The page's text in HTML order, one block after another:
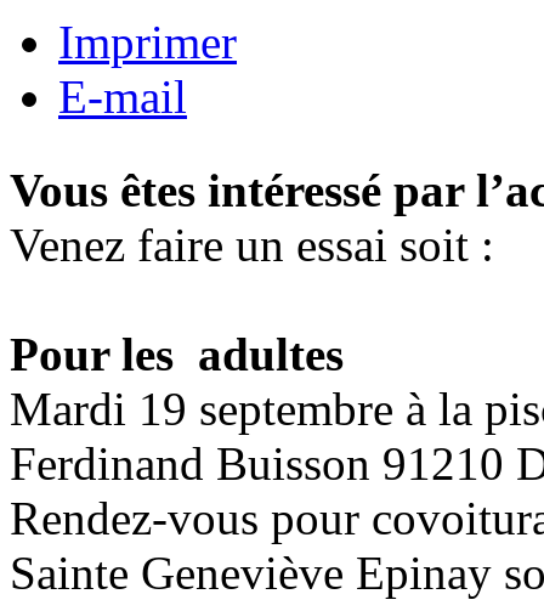
Imprimer
E-mail
Vous êtes intéressé par
Venez faire un essai soit :
Pour les adultes
Mardi 19 septembre à la
Ferdinand Buisson 91210
Rendez-vous pour
Sainte Geneviève Epinay